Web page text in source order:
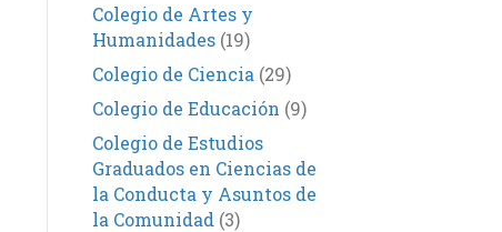
Colegio de Artes y
Humanidades(19)
Colegio de Ciencia (29)
Colegio de Educación (9)
Colegio de Estudios
Graduados en Ciencias de
la Conducta y Asuntos de
la Comunidad (3)